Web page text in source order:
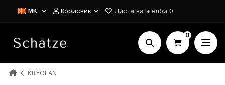
MK Корисник Листа на желби 0
0
KRYOLAN